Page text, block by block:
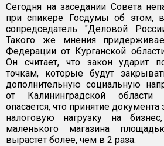
Сегодня на заседании Совета
при спикере Госдумы об этом, в
сопредседатель "Деловой
Такого же мнения
Федерации от Курганской
Он считает, что закон ударит
точкам, которые будут
дополнительную социальную
от Калининградской области
опасается, что принятие
налоговую нагрузку на
маленького магазина
вырастет более, чем в 2 раза.